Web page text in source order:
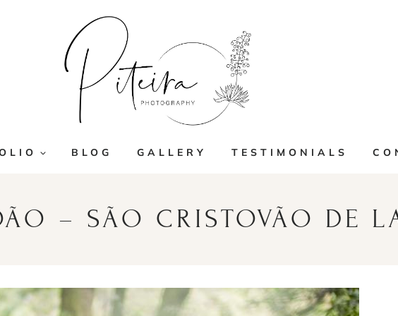
BLOG GALLERY TESTIMONIALS
– SÃO CRISTOVÃO DE